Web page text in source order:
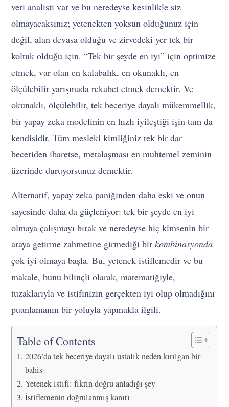
veri analisti var ve bu neredeyse kesinlikle siz
olmayacaksınız; yetenekten yoksun olduğunuz için
değil, alan devasa olduğu ve zirvedeki yer tek bir
koltuk olduğu için. “Tek bir şeyde en iyi” için optimize
etmek, var olan en kalabalık, en okunaklı, en
ölçülebilir yarışmada rekabet etmek demektir. Ve
okunaklı, ölçülebilir, tek beceriye dayalı mükemmellik,
bir yapay zeka modelinin en hızlı iyileştiği işin tam da
kendisidir. Tüm mesleki kimliğiniz tek bir dar
beceriden ibaretse, metalaşması en muhtemel zeminin
üzerinde duruyorsunuz demektir.
Alternatif, yapay zeka paniğinden daha eski ve onun
sayesinde daha da güçleniyor: tek bir şeyde en iyi
olmaya çalışmayı bırak ve neredeyse hiç kimsenin bir
araya getirme zahmetine girmediği birkombinasyonda
çok iyi olmaya başla. Bu, yetenek istiflemedir ve bu
makale, bunu bilinçli olarak, matematiğiyle,
tuzaklarıyla ve istifinizin gerçekten iyi olup olmadığını
puanlamanın bir yoluyla yapmakla ilgili.
Table of Contents
2026’da tek beceriye dayalı ustalık neden kırılgan bir
bahis
Yetenek istifi: fikrin doğru anladığı şey
İstiflemenin doğrulanmış kanıtı